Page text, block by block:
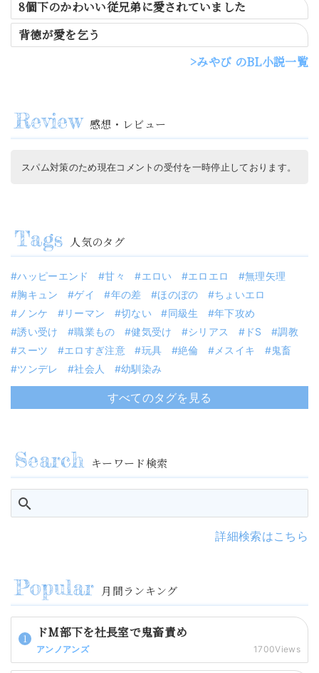
8個下のかわいい従兄弟に愛されていました
背徳が愛を乞う
みやび のBL小説一覧
感想・レビュー
スパム対策のため現在コメントの受付を一時停止しております。
人気のタグ
ハッピーエンド 甘々 エロい エロエロ
無理矢理
胸キュン
ゲイ 年の差 ほのぼの
ちょいエロ
ノンケ
リーマン 切ない 同級生
年下攻め
誘い受け
職業もの 健気受け シリアス ドS
調教
スーツ
エロすぎ注意 玩具 絶倫 メスイキ
鬼畜
ツンデレ
社会人 幼馴染み
すべてのタグを見る
キーワード検索
詳細検索はこちら
月間ランキング
ドM部下を社長室で鬼畜責め
アンノアンズ 1700Views